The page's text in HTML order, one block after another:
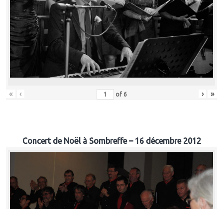
« ‹ of 6 › »
Concert de Noël à Sombreffe – 16 décembre 2012